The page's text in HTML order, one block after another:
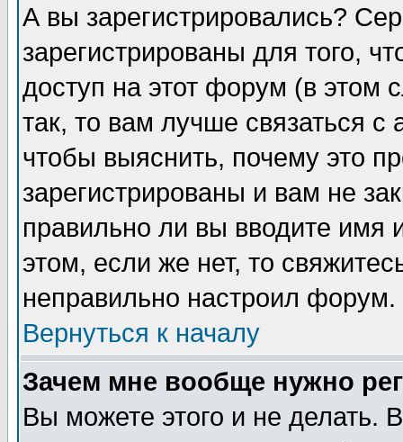
А вы зарегистрировались?
зарегистрированы для того,
доступ на этот форум (в этом
так, то вам лучше связаться
чтобы выяснить, почему это
зарегистрированы и вам не
правильно ли вы вводите
этом, если же нет, то
неправильно настроил форум.
Вернуться к началу
Зачем мне вообще нужно
Вы можете этого и не делать.